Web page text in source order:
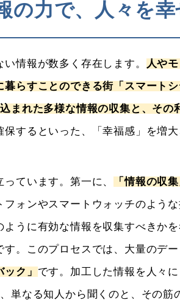
の力で、人々を幸
情報が数多く存在します。 人や
らすことのできる街「スマート
まれた多様な情報の収集と、その
するといった、「幸福感」を増
ています。第一に、 「情報の収集
ォンやスマートウォッチのよう
うに有効な情報を収集すべきかを
す。このプロセスでは、大量のデ
ック」 です。加工した情報を人々
単なる知人から聞くのと、その筋